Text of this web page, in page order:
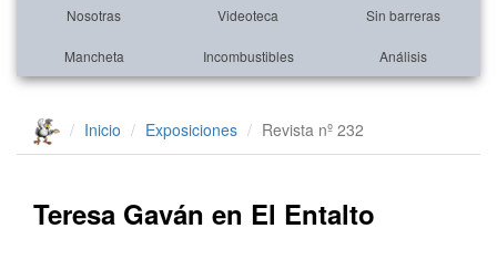
Nosotras Videoteca Sin barreras
Mancheta Incombustibles Análisis
Inicio Exposiciones Revista nº 232
Teresa Gaván en El Entalto